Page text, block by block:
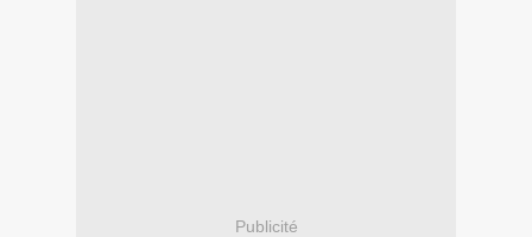
Publicité